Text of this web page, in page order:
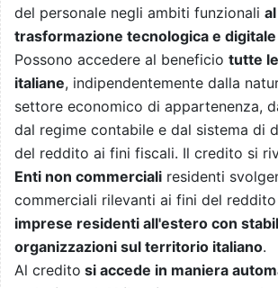
del personale negli ambiti funzionali
trasformazione tecnologica e
Possono accedere al beneficio tutte
italiane, indipendentemente dalla
settore economico di appartenenza,
dal regime contabile e dal sistema di
del reddito ai fini fiscali. Il credito si
Enti non commerciali residenti
commerciali rilevanti ai fini del
imprese residenti all'estero con
organizzazioni sul territorio italiano.
Al credito si accede in maniera